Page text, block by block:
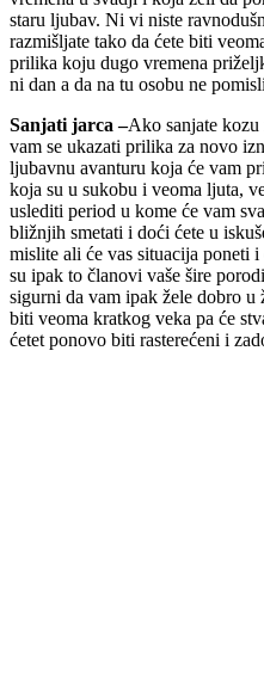
staru ljubav. Ni vi niste
razmišljate tako da ćete biti
prilika koju dugo vremena
ni dan a da na tu osobu ne
Sanjati jarca –Ako sanjate kozu
vam se ukazati prilika za novo
ljubavnu avanturu koja će vam
koja su u sukobu i veoma ljuta,
uslediti period u kome će vam
bližnjih smetati i doći ćete u
mislite ali će vas situacija poneti
su ipak to članovi vaše šire
sigurni da vam ipak žele dobro u
biti veoma kratkog veka pa će
ćetet ponovo biti rasterećeni i